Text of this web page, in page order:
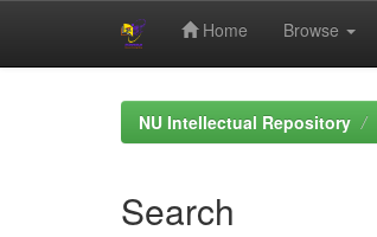
Home Browse
NU Intellectual Repository
Search